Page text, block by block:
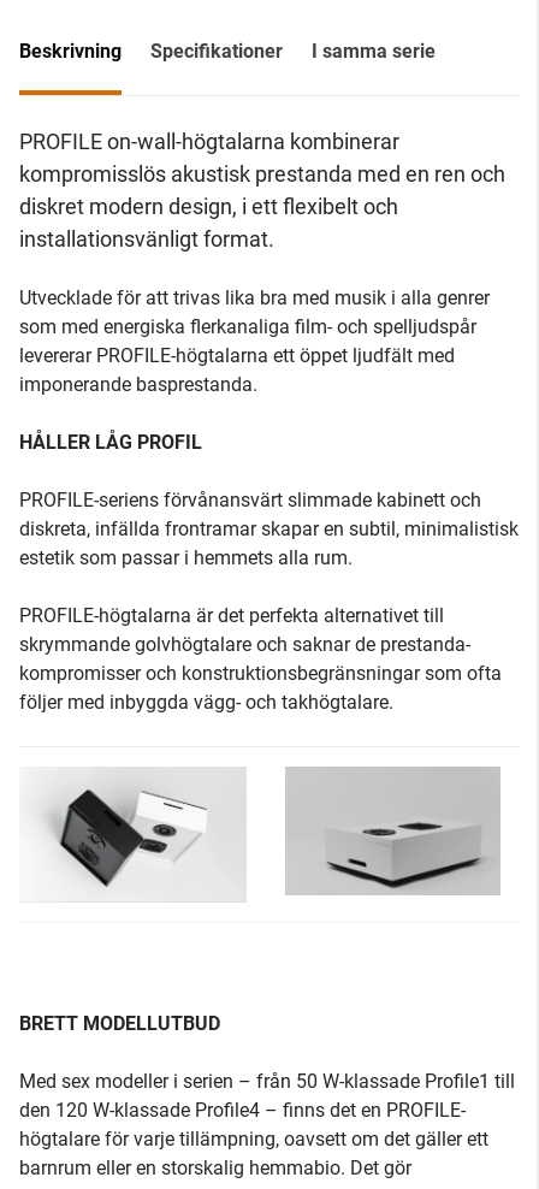
Beskrivning Specifikationer I samma serie
PROFILE on-wall-högtalarna kombinerar
kompromisslös akustisk prestanda med en ren och
diskret modern design, i ett flexibelt och
installationsvänligt format.
Utvecklade för att trivas lika bra med musik i alla genrer
som med energiska flerkanaliga film- och spel­ljudspår
levererar PROFILE-högtalarna ett öppet ljudfält med
imponerande basprestanda.
HÅLLER LÅG PROFIL
PROFILE-seriens förvånansvärt slimmade kabinett och
diskreta, infällda frontramar skapar en subtil, minimalistisk
estetik som passar i hemmets alla rum.
PROFILE-högtalarna är det perfekta alternativet till
skrymmande golvhögtalare och saknar de prestanda­
kompromisser och konstruktionsbegränsningar som ofta
följer med inbyggda vägg- och takhögtalare.
BRETT MODELLUTBUD
Med sex modeller i serien – från 50 W-klassade Profile1 till
den 120 W-klassade Profile4 – finns det en PROFILE-
högtalare för varje tillämpning, oavsett om det gäller ett
barnrum eller en storskalig hemmabio. Det gör